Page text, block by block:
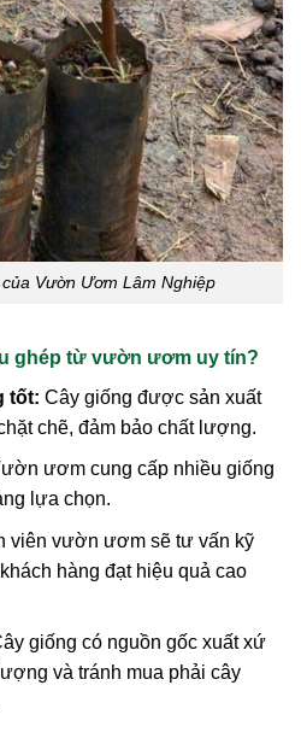
Vườn Ươm Lâm Nghiệp
ghép từ vườn ươm uy tín?
tốt: Cây giống được sản xuất
chẽ, đảm bảo chất lượng.
ươm cung cấp nhiều giống
lựa chọn.
viên vườn ươm sẽ tư vấn kỹ
hàng đạt hiệu quả cao
giống có nguồn gốc xuất xứ
và tránh mua phải cây